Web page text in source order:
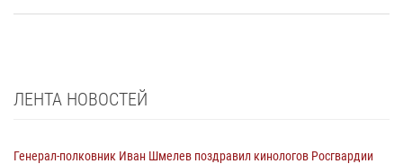
ЛЕНТА НОВОСТЕЙ
Генерал-полковник Иван Шмелев поздравил кинологов Росгвардии